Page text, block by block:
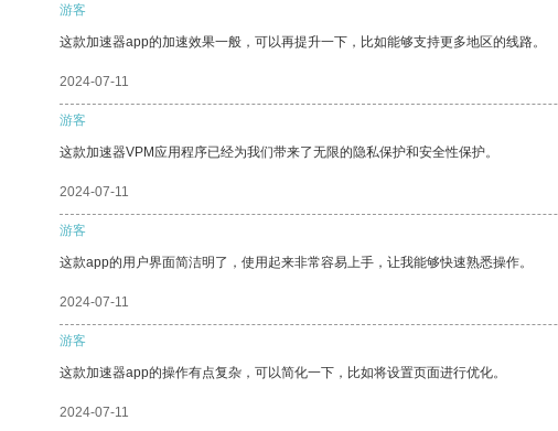
游客
这款加速器app的加速效果一般，可以再提升一下，比如能够支持更多地区的线路。
2024-07-11
游客
这款加速器VPM应用程序已经为我们带来了无限的隐私保护和安全性保护。
2024-07-11
游客
这款app的用户界面简洁明了，使用起来非常容易上手，让我能够快速熟悉操作。
2024-07-11
游客
这款加速器app的操作有点复杂，可以简化一下，比如将设置页面进行优化。
2024-07-11